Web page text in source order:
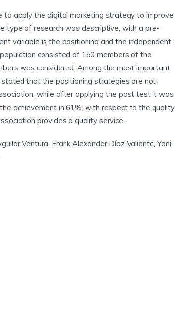
to apply the digital marketing strategy to improve
type of research was descriptive, with a pre-
variable is the positioning and the independent
consisted of 150 members of the
was considered. Among the most important
that the positioning strategies are not
while after applying the post test it was
achievement in 61%, with respect to the quality
provides a quality service.
Ventura, Frank Alexander Díaz Valiente, Yoni